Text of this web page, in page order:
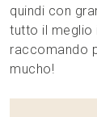
quindi con
tutto il meglio
raccomando
mucho!